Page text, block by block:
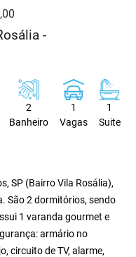
-
2
Banheiro
1
Vagas
1
Suite
SP (Bairro Vila Rosália),
São 2 dormitórios, sendo
1 varanda gourmet e
armário no
circuito de TV, alarme,